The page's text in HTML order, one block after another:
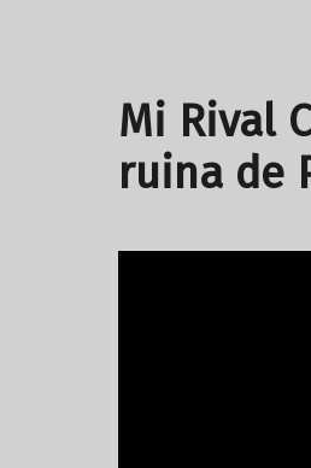
Mi Rival
ruina de